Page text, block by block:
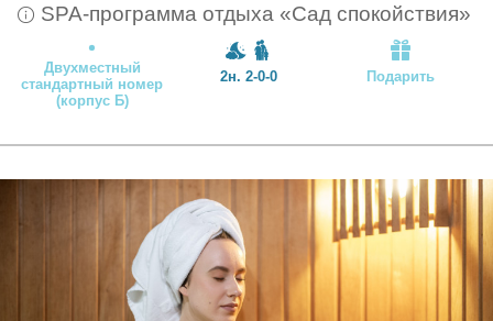
SPA-программа отдыха «Сад спокойствия»
Подарить
Двухместный
стандартный номер
(корпус Б)
2н. 2-0-0